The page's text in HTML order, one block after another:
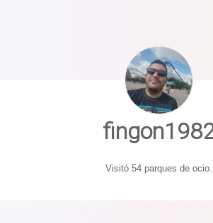
Visitó 54 parques de ocio.